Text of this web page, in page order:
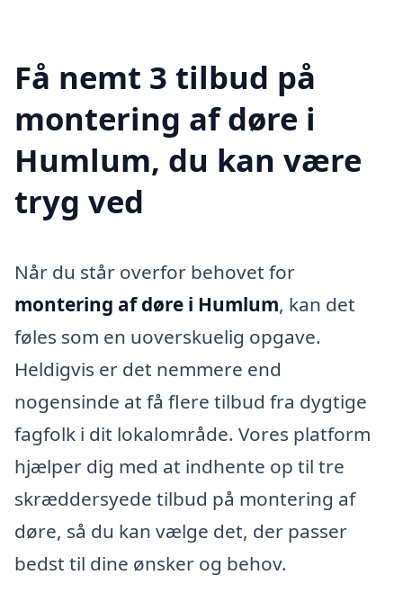
Få nemt 3 tilbud på
montering af døre i
Humlum, du kan være
tryg ved
Når du står overfor behovet for
montering af døre i Humlum, kan det
føles som en uoverskuelig opgave.
Heldigvis er det nemmere end
nogensinde at få flere tilbud fra dygtige
fagfolk i dit lokalområde. Vores platform
hjælper dig med at indhente op til tre
skræddersyede tilbud på montering af
døre, så du kan vælge det, der passer
bedst til dine ønsker og behov.